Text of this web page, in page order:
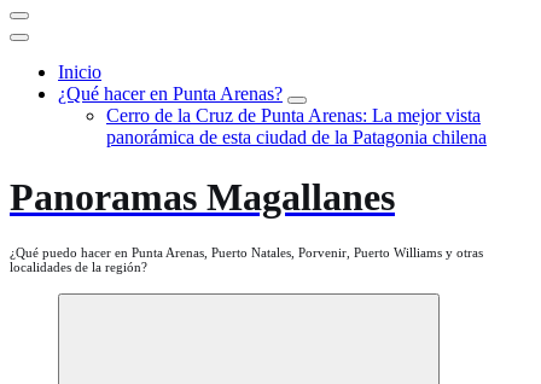
Inicio
¿Qué hacer en Punta Arenas?
Cerro de la Cruz de Punta Arenas: La mejor vista
panorámica de esta ciudad de la Patagonia chilena
Panoramas Magallanes
¿Qué puedo hacer en Punta Arenas, Puerto Natales, Porvenir, Puerto Williams y otras
localidades de la región?